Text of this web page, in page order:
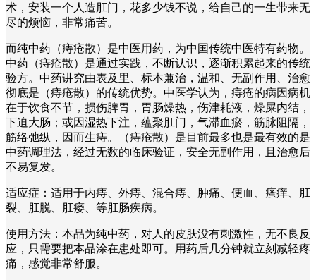
术，安装一个人造肛门，花多少钱不说，给自己的一生带来无
尽的烦恼，非常痛苦。
而纯中药（痔疮散）是中医用药，为中国传统中医特有药物。
中药（痔疮散）是通过实践，不断认识，逐渐积累起来的传统
验方。中药讲究由表及里、标本兼治，温和、无副作用、治愈
彻底是（痔疮散）的传统优势。中医学认为，痔疮的病因病机
在于饮食不节，损伤脾胃，胃肠燥热，伤津耗液，燥屎内结，
下迫大肠；或因湿热下注，蕴聚肛门，气滞血瘀，筋脉阻隔，
筋络弛纵，因而生痔。（痔疮散）是目前最多也是最有效的是
中药调理法，经过无数的临床验证，安全无副作用，且治愈后
不易复发。
适应症：适用于内痔、外痔、混合痔、肿痛、便血、瘙痒、肛
裂、肛脱、肛瘘、等肛肠疾病。
使用方法：本品为纯中药，对人的皮肤没有刺激性，无不良反
应，只需要把本品涂在患处即可。用药后几分钟就立刻减轻疼
痛，感觉非常舒服。